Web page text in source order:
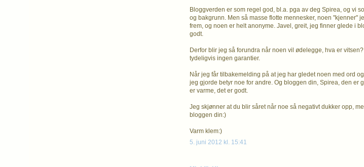
Bloggverden er som regel god, bl.a. pga av deg Spirea, og vi
og bakgrunn. Men så masse flotte mennesker, noen "kjenner"
frem, og noen er helt anonyme. Javel, greit, jeg finner glede i
godt.
Derfor blir jeg så forundra når noen vil ødelegge, hva er
tydeligvis ingen garantier.
Når jeg får tilbakemelding på at jeg har gledet noen med ord
jeg gjorde betyr noe for andre. Og bloggen din, Spirea, den er
er varme, det er godt.
Jeg skjønner at du blir såret når noe så negativt dukker opp,
bloggen din:)
Varm klem:)
5. juni 2012 kl. 15:41